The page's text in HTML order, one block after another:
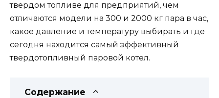
твердом топливе для предприятий, чем
отличаются модели на 300 и 2000 кг пара в час,
какое давление и температуру выбирать и где
сегодня находится самый эффективный
твердотопливный паровой котел.
Содержание